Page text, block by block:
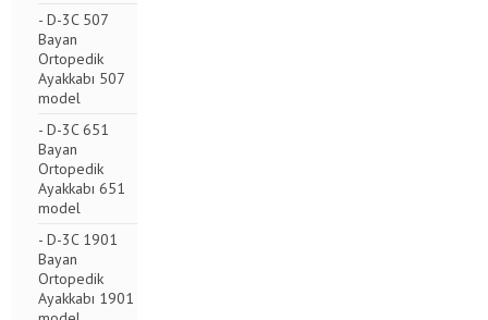
- D-3C 507
Bayan
Ortopedik
Ayakkabı 507
model
- D-3C 651
Bayan
Ortopedik
Ayakkabı 651
model
- D-3C 1901
Bayan
Ortopedik
Ayakkabı 1901